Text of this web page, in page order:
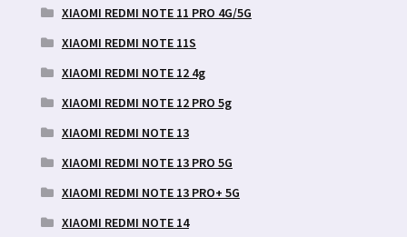
XIAOMI REDMI NOTE 11 PRO 4G/5G
XIAOMI REDMI NOTE 11S
XIAOMI REDMI NOTE 12 4g
XIAOMI REDMI NOTE 12 PRO 5g
XIAOMI REDMI NOTE 13
XIAOMI REDMI NOTE 13 PRO 5G
XIAOMI REDMI NOTE 13 PRO+ 5G
XIAOMI REDMI NOTE 14